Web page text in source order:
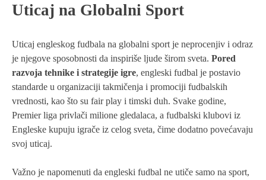
Uticaj na Globalni Sport
Uticaj engleskog fudbala na globalni sport je neprocenjiv i odraz
je njegove sposobnosti da inspiriše ljude širom sveta. Pored
razvoja tehnike i strategije igre, engleski fudbal je postavio
standarde u organizaciji takmičenja i promociji fudbalskih
vrednosti, kao što su fair play i timski duh. Svake godine,
Premier liga privlači milione gledalaca, a fudbalski klubovi iz
Engleske kupuju igrače iz celog sveta, čime dodatno povećavaju
svoj uticaj.
Važno je napomenuti da engleski fudbal ne utiče samo na sport,